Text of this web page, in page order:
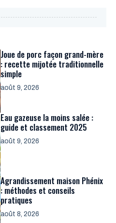
Joue de porc façon grand-mère
: recette mijotée traditionnelle
simple
août 9, 2026
Eau gazeuse la moins salée :
guide et classement 2025
août 9, 2026
Agrandissement maison Phénix
: méthodes et conseils
pratiques
août 8, 2026